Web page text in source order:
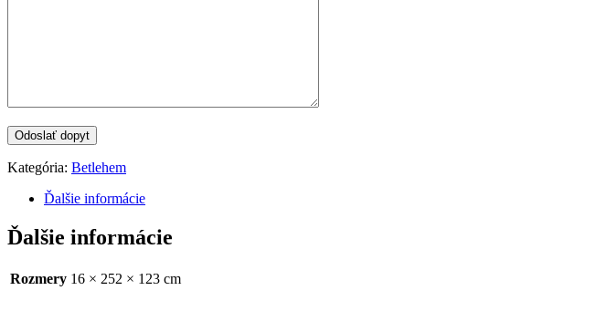
Kategória: Betlehem
Ďalšie informácie
Ďalšie informácie
Rozmery 16 × 252 × 123 cm